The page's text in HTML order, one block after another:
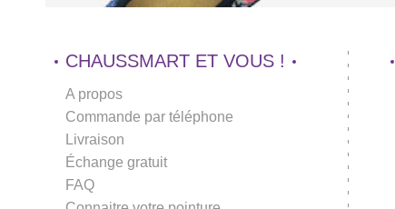
CHAUSSMART ET VOUS !
A propos
Commande par téléphone
Livraison
Échange gratuit
FAQ